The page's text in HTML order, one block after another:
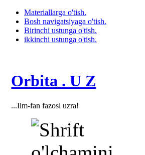
Materiallarga o'tish.
Bosh navigatsiyaga o'tish.
Birinchi ustunga o'tish.
ikkinchi ustunga o'tish.
Orbita . U Z
...Ilm-fan fazosi uzra!